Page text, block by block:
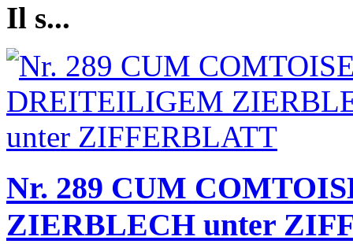
Il s...
Nr. 289 CUM
ZIERBLECH unter